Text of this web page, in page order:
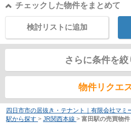
チェックした物件をまとめて
検討リストに追加
さらに条件を絞
物件リクエ
四日市市の居抜き・テナント｜有限会社マミ
駅から探す > JR関西本線 > 富田駅の売買物件